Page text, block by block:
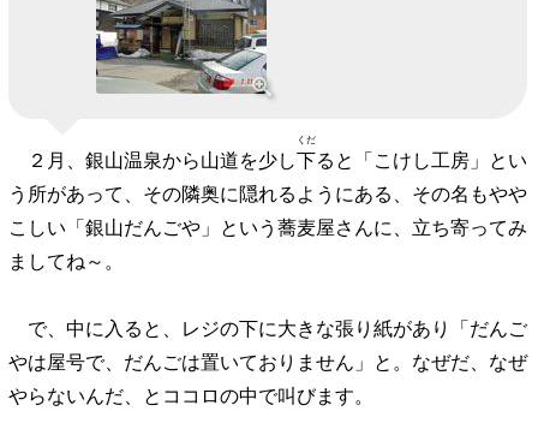
２月、銀山温泉から山道を少し下
くだ
ると「こけし工房」とい
う所があって、その隣奥に隠れるようにある、その名もやや
こしい「銀山だんごや」という蕎麦屋さんに、立ち寄ってみ
ましてね～。
で、中に入ると、レジの下に大きな張り紙があり「だんご
やは屋号で、だんごは置いておりません」と。なぜだ、なぜ
やらないんだ、とココロの中で叫びます。